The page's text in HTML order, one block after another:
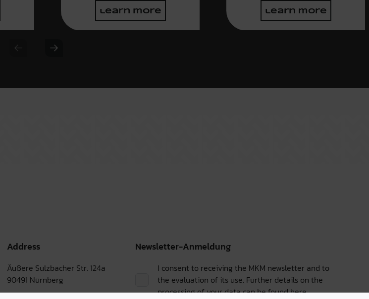
learn more learn more
Previous slide
Next slide
Address
Äußere Sulzbacher Str. 124a
90491 Nürnberg
Martin-Albert-Str. 1
Newsletter-Anmeldung
I consent to receiving the MKM newsletter and to
the evaluation of its use. Further details on the
processing of your data can be foundhere.